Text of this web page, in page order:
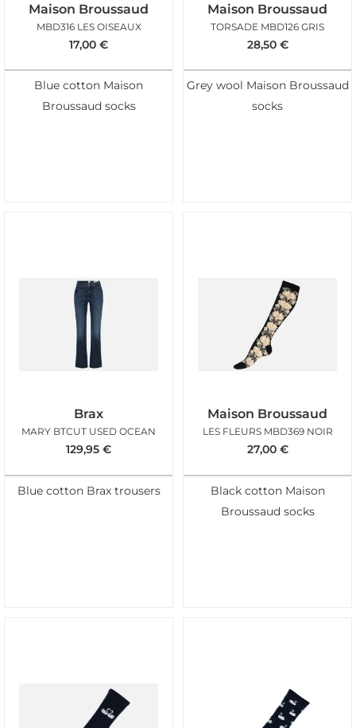
Maison Broussaud
MBD316 LES OISEAUX
17,00 €
Blue cotton Maison
Broussaud socks
Maison Broussaud
TORSADE MBD126 GRIS
28,50 €
Grey wool Maison Broussaud
socks
Brax
MARY BTCUT USED OCEAN
129,95 €
Blue cotton Brax trousers
Maison Broussaud
LES FLEURS MBD369 NOIR
27,00 €
Black cotton Maison
Broussaud socks